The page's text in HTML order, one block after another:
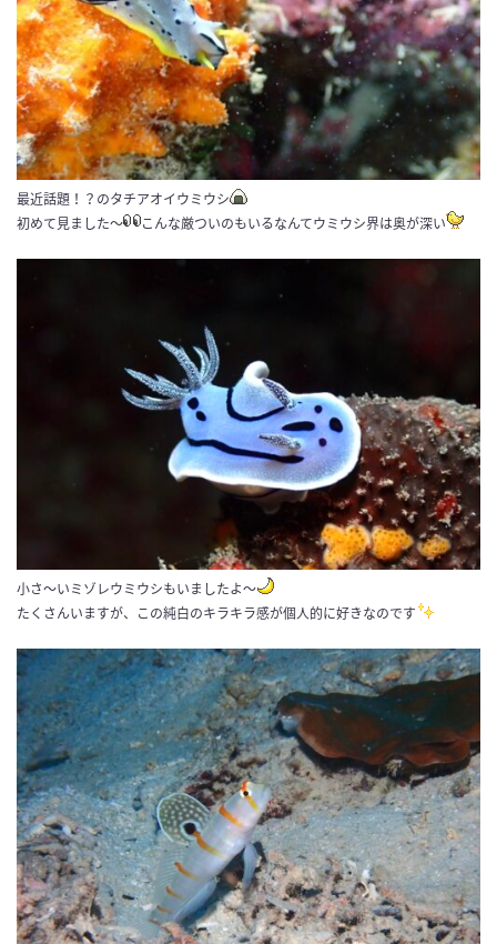
最近話題！？のタチアオイウミウシ
初めて見ました～
こんな厳ついのもいるなんてウミウシ界は奥が深い
小さ～いミゾレウミウシもいましたよ～
たくさんいますが、この純白のキラキラ感が個人的に好きなのです